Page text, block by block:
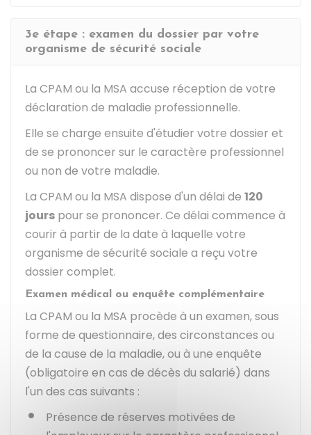
3e étape : examen du dossier par votre
organisme de sécurité sociale
La CPAM ou la MSA accuse réception de votre
déclaration de maladie professionnelle.
Elle se charge ensuite d'étudier votre dossier et
de se prononcer sur le caractère professionnel
ou non de votre maladie.
La CPAM ou la MSA dispose d'un délai de 120
jours pour se prononcer. Ce délai commence à
courir à partir de la date à laquelle votre
organisme de sécurité sociale a reçu votre
dossier complet.
Examen médical ou enquête complémentaire
La CPAM ou la MSA procède à un examen, sous
forme de questionnaire, des circonstances ou
de la cause de la maladie, ou à une enquête
(obligatoire en cas de décès du salarié) dans
l'un des cas suivants :
Présence de réserves motivées de